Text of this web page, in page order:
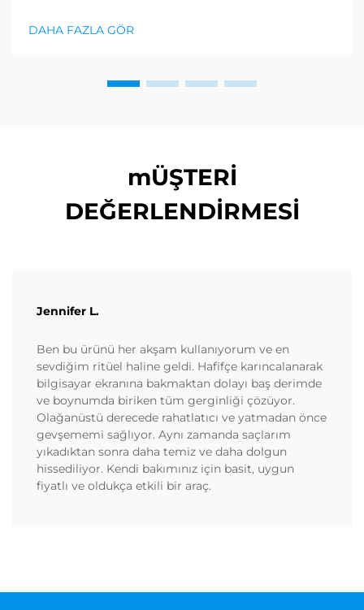
olduğundan, bu talep hatta daha da arttı. Bu kapsamlı
alım rehberi...
DAHA FAZLA GÖR
mÜŞTERİ
DEĞERLENDİRMESİ
Jennifer L.
Ben bu ürünü her akşam kullanıyorum ve en
sevdiğim ritüel haline geldi. Hafifçe karıncalanarak
bilgisayar ekranına bakmaktan dolayı baş derimde
ve boynumda biriken tüm gerginliği çözüyor.
Olağanüstü derecede rahatlatıcı ve yatmadan önce
gevşememi sağlıyor. Aynı zamanda saçlarım
yıkadıktan sonra daha temiz ve daha dolgun
hissediliyor. Kendi bakımınız için basit, uygun
fiyatlı ve oldukça etkili bir araç.